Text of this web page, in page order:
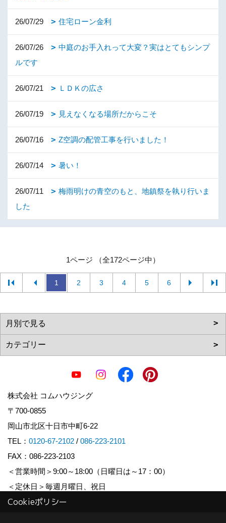
26/07/29 住宅ローン金利
26/07/26
中庭のお手入れって大変？実はとてもシンプ
ルです
26/07/21 ＬＤＫの広さ
26/07/19 見えなくなる場所だからこそ
26/07/16 Z空調の配管工事を行いました！
26/07/14 暑い！
26/07/11
梅雨明けの青空のもと、地鎮祭を執り行いま
した
1ページ （全172ページ中）
1 2 3 4 5 6
株式会社 コムハウジング
〒700-0855
岡山市北区十日市中町6-22
TEL： 0120-67-2102 / 086-223-2101
FAX：086-223-2103
＜営業時間＞9:00～18:00（日曜日は～17：00）
＜定休日＞毎週月曜日、祝日
Cookieポリシー